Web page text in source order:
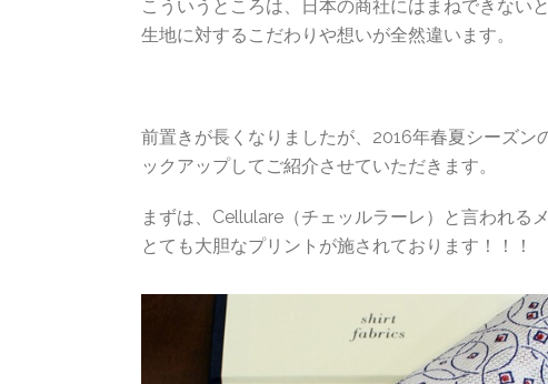
こういうところは、日本の商社にはまねできないと
生地に対するこだわりや想いが全然違います。
前置きが長くなりましたが、2016年春夏シーズ
ックアップしてご紹介させていただきます。
まずは、Cellulare（チェッルラーレ）と言われる
とても大胆なプリントが施されております！！！